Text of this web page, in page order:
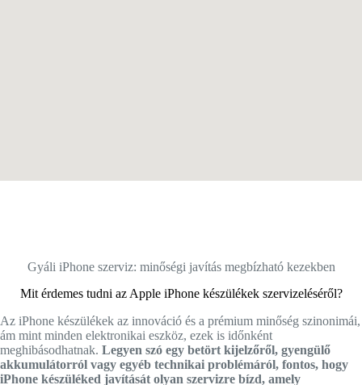
Gyáli iPhone szerviz: minőségi javítás megbízható kezekben
Mit érdemes tudni az Apple iPhone készülékek szervizeléséről?
Az iPhone készülékek az innováció és a prémium minőség szinonimái,
ám mint minden elektronikai eszköz, ezek is időnként
meghibásodhatnak. Legyen szó egy betört kijelzőről, gyengülő
akkumulátorról vagy egyéb technikai problémáról, fontos, hogy
iPhone készüléked javítását olyan szervizre bízd, amely